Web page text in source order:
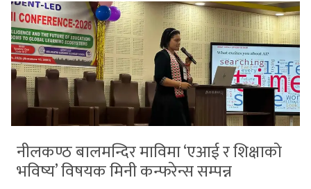
नीलकण्ठ बालमन्दिर माविमा ‘एआई र शिक्षाको
भविष्य’ विषयक मिनी कन्फरेन्स सम्पन्न